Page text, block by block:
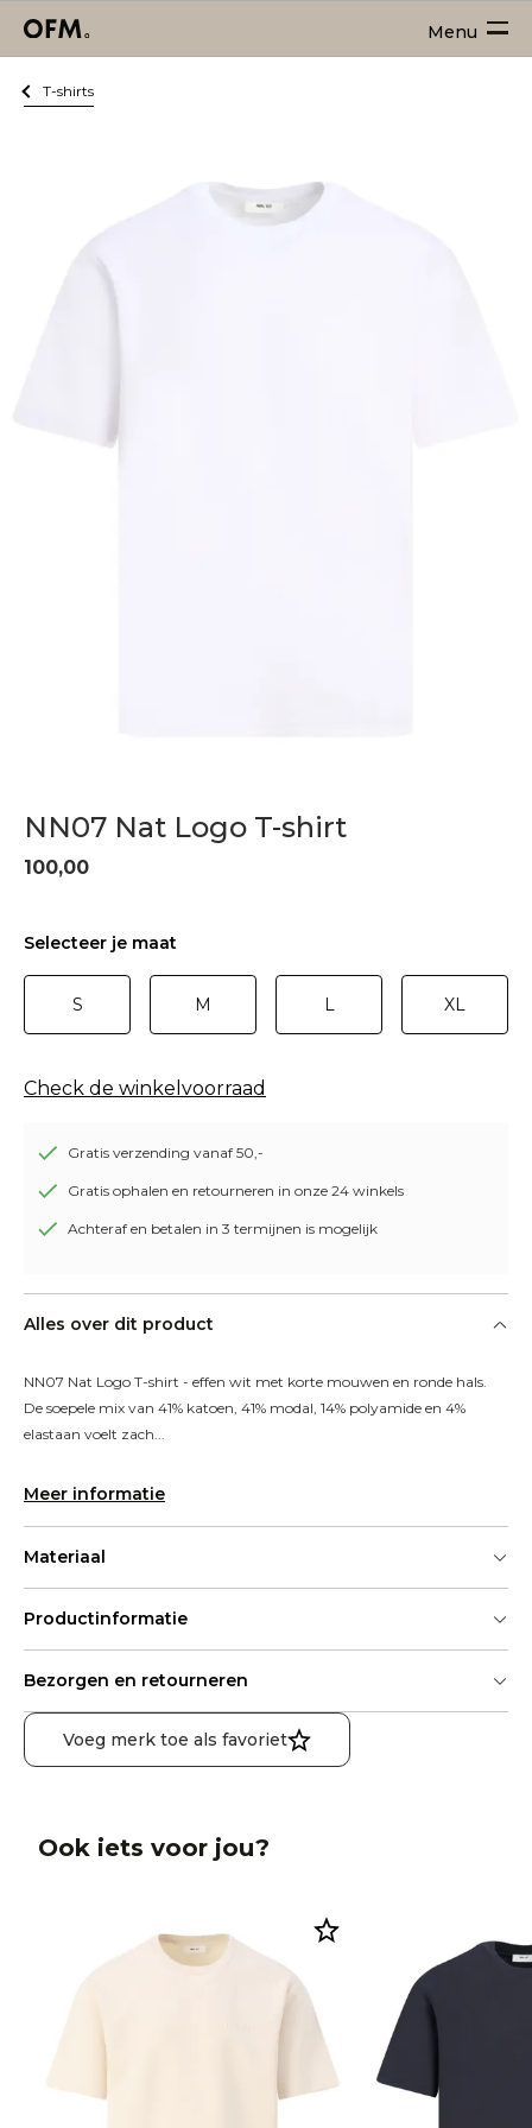
Menu
T-shirts
NN07 Nat Logo T-shirt
100,00
Selecteer je maat
S M L XL
Check de winkelvoorraad
Gratis verzending vanaf 50,-
Gratis ophalen en retourneren in onze 24 winkels
Achteraf en betalen in 3 termijnen is mogelijk
Alles over dit product
NN07 Nat Logo T-shirt - effen wit met korte mouwen en ronde hals.
De soepele mix van 41% katoen, 41% modal, 14% polyamide en 4%
elastaan voelt zach...
Meer informatie
Materiaal
Productinformatie
Bezorgen en retourneren
Voeg merk toe als favoriet
Ook iets voor jou?